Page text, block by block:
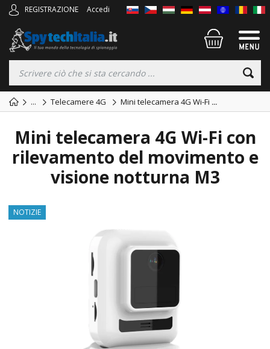
REGISTRAZIONE Accedi
... Telecamere 4G Mini telecamera 4G Wi-Fi ...
Mini telecamera 4G Wi-Fi con
rilevamento del movimento e
visione notturna M3
NOTIZIE